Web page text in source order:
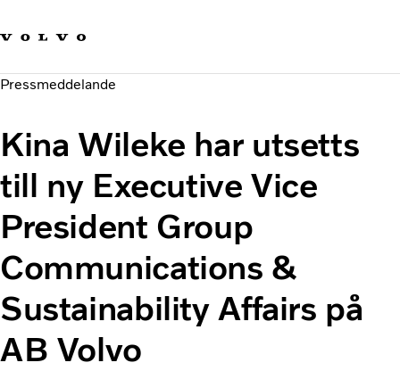
Hållbara transporter
Investerare
Pressmeddelande
Kina Wileke har utsetts
till ny Executive Vice
President Group
Communications &
Sustainability Affairs på
AB Volvo